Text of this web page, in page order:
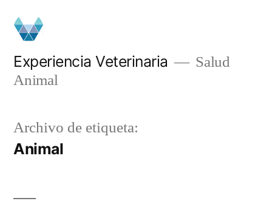
contenido
Experiencia Veterinaria
Salud
Animal
Archivo de etiqueta:
Animal